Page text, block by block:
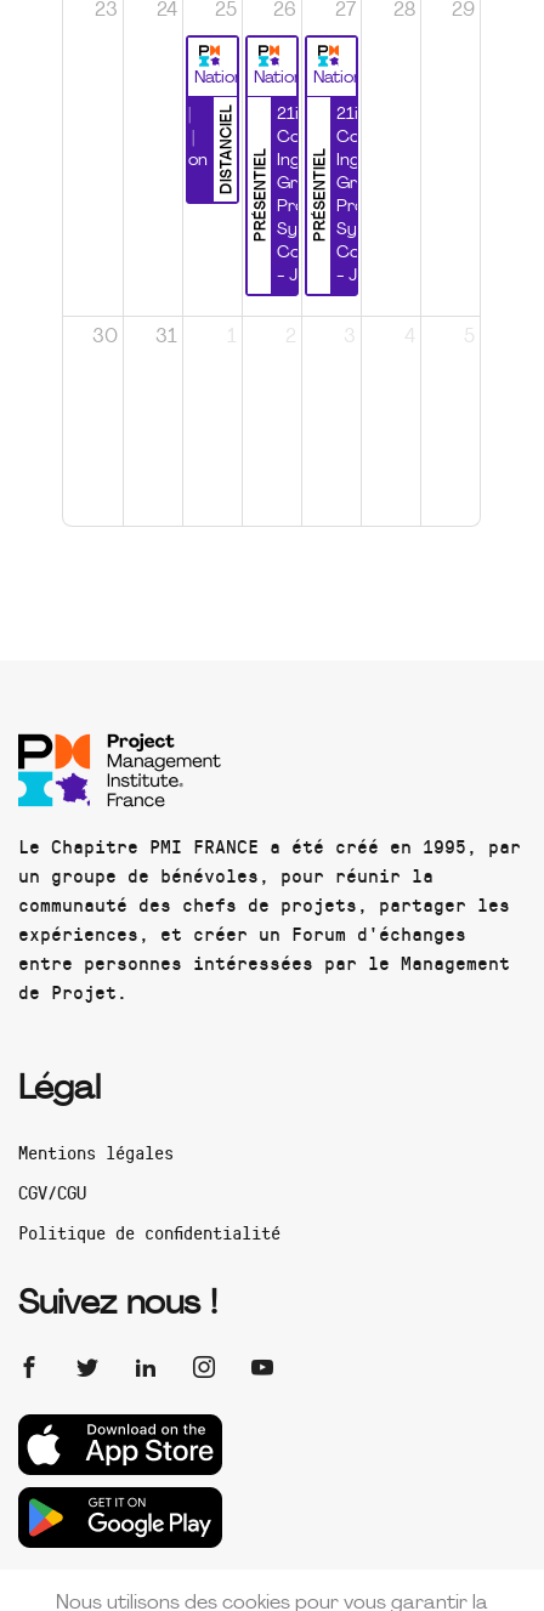
23 24 25
National
DISTANCIEL
Certification
26
National
PRÉSENTIEL
21ième
Congrès
Ingénierie
Grands
Projets et
Systèmes
Complexes
- Jour 1
27
National
PRÉSENTIEL
21ième
Congrès
Ingénierie
Grands
Projets et
Systèmes
Complexes
- Jour 2
28 29
30 31 1 2 3 4 5
Le Chapitre PMI FRANCE a été créé en 1995, par
un groupe de bénévoles, pour réunir la
communauté des chefs de projets, partager les
expériences, et créer un Forum d'échanges
entre personnes intéressées par le Management
de Projet.
Légal
Mentions légales
CGV/CGU
Politique de confidentialité
Suivez nous !
Nous utilisons des cookies pour vous garantir la